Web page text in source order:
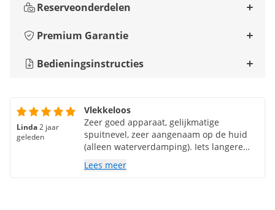
Reserveonderdelen
Premium Garantie
Bedieningsinstructies
Linda2 jaar
geleden
Vlekkeloos
Zeer goed apparaat, gelijkmatige
spuitnevel, zeer aangenaam op de huid
(alleen waterverdamping). Iets langere
Het wachten was het waard.
Lees meer